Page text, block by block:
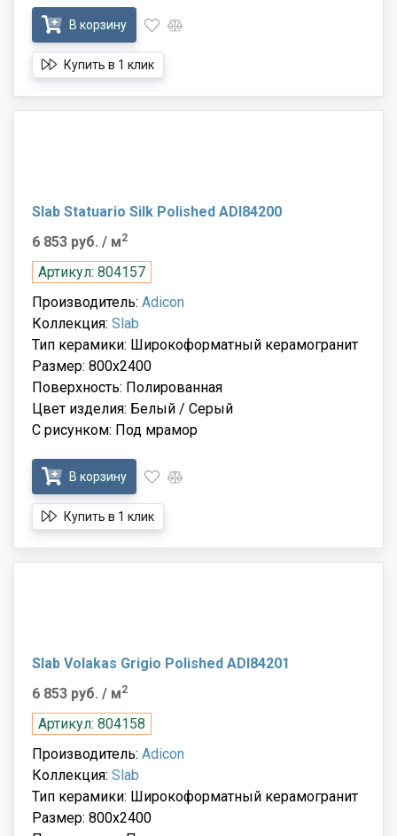
В корзину
Купить в 1 клик
Slab Statuario Silk Polished ADI84200
6 853 руб. / м2
Артикул: 804157
Производитель: Adicon
Коллекция: Slab
Тип керамики: Широкоформатный керамогранит
Размер: 800x2400
Поверхность: Полированная
Цвет изделия: Белый / Серый
С рисунком: Под мрамор
В корзину
Купить в 1 клик
Slab Volakas Grigio Polished ADI84201
6 853 руб. / м2
Артикул: 804158
Производитель: Adicon
Коллекция: Slab
Тип керамики: Широкоформатный керамогранит
Размер: 800x2400